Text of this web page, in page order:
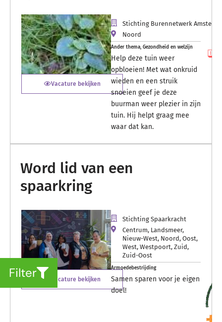
Filter
Vacature bekijken
Stichting Burennetwerk
Noord
Ander thema, Gezondheid en welzijn
Help deze tuin weer
opbloeien! Met wat onkruid
wieden en een struik
snoeien geef je deze
buurman weer plezier in zijn
tuin. Hij helpt graag mee
waar dat kan.
Word lid van een
spaarkring
Vacature bekijken
Stichting Spaarkracht
Centrum, Landsmeer,
Nieuw-West, Noord, Oost,
West, Westpoort, Zuid,
Zuid-Oost
Armoedebestrijding
Samen sparen voor je eigen
doel!